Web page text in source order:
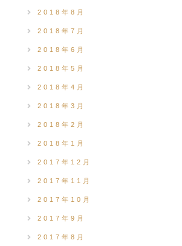
2018年8月
2018年7月
2018年6月
2018年5月
2018年4月
2018年3月
2018年2月
2018年1月
2017年12月
2017年11月
2017年10月
2017年9月
2017年8月